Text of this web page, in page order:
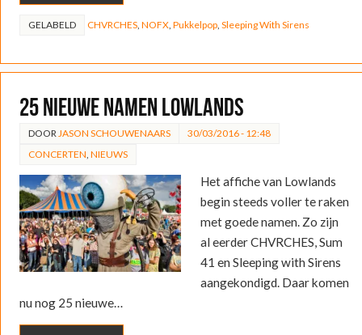
GELABELD CHVRCHES, NOFX, Pukkelpop, Sleeping With Sirens
25 nieuwe namen Lowlands
DOOR JASON SCHOUWENAARS
30/03/2016 - 12:48
CONCERTEN NIEUWS
Het affiche van Lowlands
begin steeds voller te raken
met goede namen. Zo zijn
al eerder CHVRCHES, Sum
41 en Sleeping with Sirens
aangekondigd. Daar komen
nu nog 25 nieuwe…